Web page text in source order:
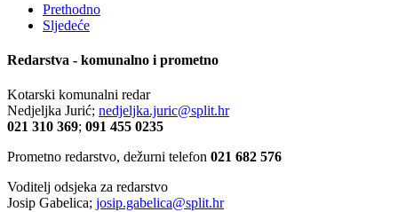
Prethodno
Sljedeće
Redarstva - komunalno i prometno
Kotarski komunalni redar
Nedjeljka Jurić; nedjeljka.juric@split.hr
021 310 369; 091 455 0235
Prometno redarstvo, dežurni telefon 021 682 576
Voditelj odsjeka za redarstvo
Josip Gabelica; josip.gabelica@split.hr